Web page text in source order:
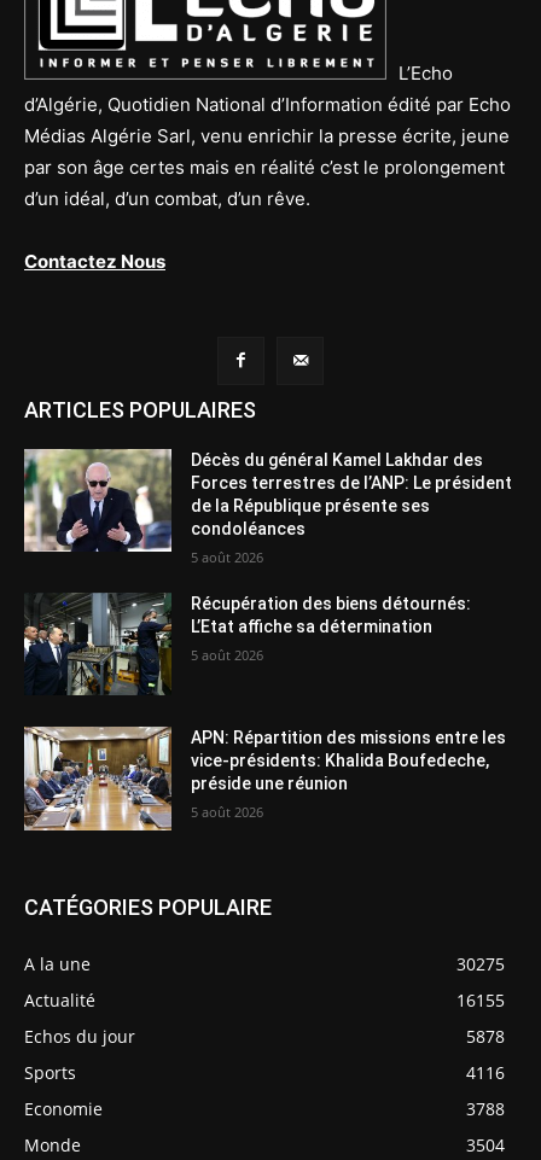
L’Echo
d’Algérie, Quotidien National d’Information édité par Echo
Médias Algérie Sarl, venu enrichir la presse écrite, jeune
par son âge certes mais en réalité c’est le prolongement
d’un idéal, d’un combat, d’un rêve.
Contactez Nous
ARTICLES POPULAIRES
Décès du général Kamel Lakhdar des
Forces terrestres de l’ANP: Le président
de la République présente ses
condoléances
5 août 2026
Récupération des biens détournés:
L’Etat affiche sa détermination
5 août 2026
APN: Répartition des missions entre les
vice-présidents: Khalida Boufedeche,
préside une réunion
5 août 2026
CATÉGORIES POPULAIRE
A la une
30275
Actualité
16155
Echos du jour
5878
Sports
4116
Economie
3788
Monde
3504